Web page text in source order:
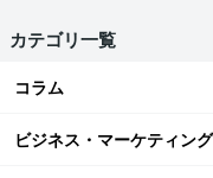
カテゴリ一覧
コラム
ビジネス・マーケティング